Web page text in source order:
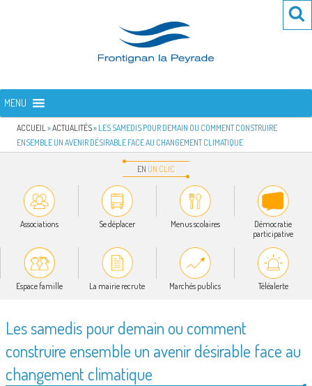
FRONTIGNAN LA PEYRADE
MENU
ACCUEIL »ACTUALITÉS» LES SAMEDIS POUR DEMAIN OU COMMENT CONSTRUIRE
ENSEMBLE UN AVENIR DÉSIRABLE FACE AU CHANGEMENT CLIMATIQUE
EN UN CLIC
Associations Se déplacer Menus scolaires
Démocratie
participative
Espace famille La mairie recrute Marchés publics Téléalerte
Les samedis pour demain ou comment
construire ensemble un avenir désirable face au
changement climatique